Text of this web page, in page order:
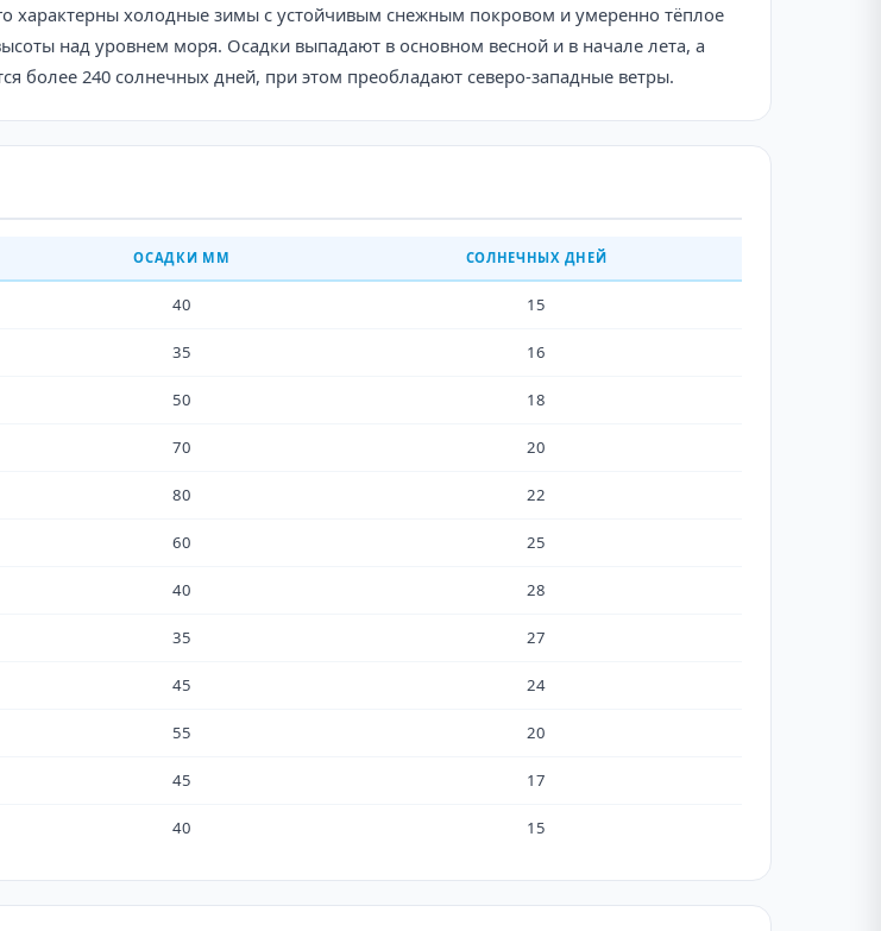
характерны холодные зимы с устойчивым снежным покровом и умеренно тёплое
над уровнем моря. Осадки выпадают в основном весной и в начале лета, а
более 240 солнечных дней, при этом преобладают северо-западные ветры.
ОСАДКИ ММ СОЛНЕЧНЫХ ДНЕЙ
40 15
35 16
50 18
70 20
80 22
60 25
40 28
35 27
45 24
55 20
45 17
40 15